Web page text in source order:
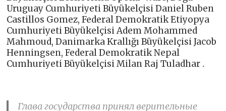
Uruguay Cumhuriyeti Büyükelçisi Daniel Ruben
Castillos Gomez, Federal Demokratik Etiyopya
Cumhuriyeti Büyükelçisi Adem Mohammed
Mahmoud, Danimarka Krallığı Büyükelçisi Jacob
Henningsen, Federal Demokratik Nepal
Cumhuriyeti Büyükelçisi Milan Raj Tuladhar .
Глава государства принял верительные